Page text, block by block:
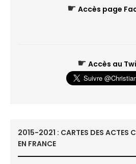
☛ Accès page
☛ Accès au
2015-2021 : CARTES DES ACTES
EN FRANCE